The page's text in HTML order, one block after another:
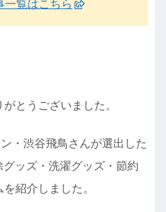
一覧はこちら
とうございました。
・渋谷飛鳥さんが選出した
ッズ・洗濯グッズ・節約
紹介しました。